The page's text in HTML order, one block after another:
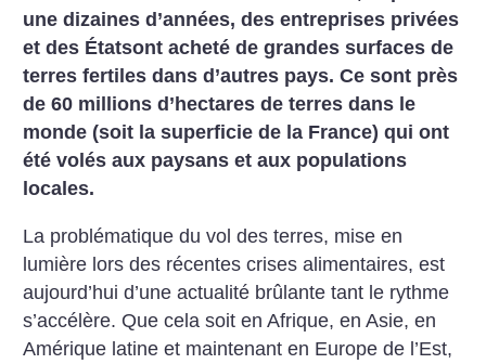
une dizaines d’années, des entreprises privées
et des Étatsont acheté de grandes surfaces de
terres fertiles dans d’autres pays. Ce sont près
de 60 millions d’hectares de terres dans le
monde (soit la superficie de la France) qui ont
été volés aux paysans et aux populations
locales.
La problématique du vol des terres, mise en
lumière lors des récentes crises alimentaires, est
aujourd’hui d’une actualité brûlante tant le rythme
s’accélère. Que cela soit en Afrique, en Asie, en
Amérique latine et maintenant en Europe de l’Est,